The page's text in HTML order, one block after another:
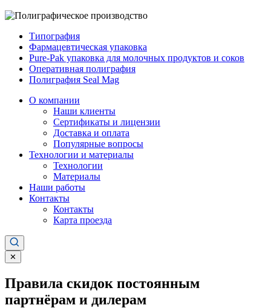
Типография
Фармацевтическая упаковка
Pure-Pak упаковка для молочных продуктов и соков
Оперативная полиграфия
Полиграфия Seal Mag
О компании
Наши клиенты
Сертификаты и лицензии
Доставка и оплата
Популярные вопросы
Технологии и материалы
Технологии
Материалы
Наши работы
Контакты
Контакты
Карта проезда
✕
Правила скидок постоянным
партнёрам и дилерам